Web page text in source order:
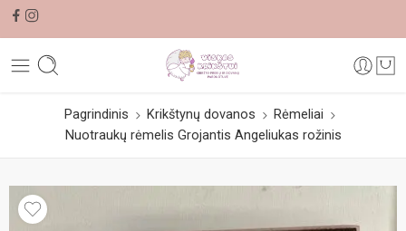
Pagrindinis Krikštynų dovanos
Rėmeliai
Nuotraukų rėmelis Grojantis Angeliukas rožinis